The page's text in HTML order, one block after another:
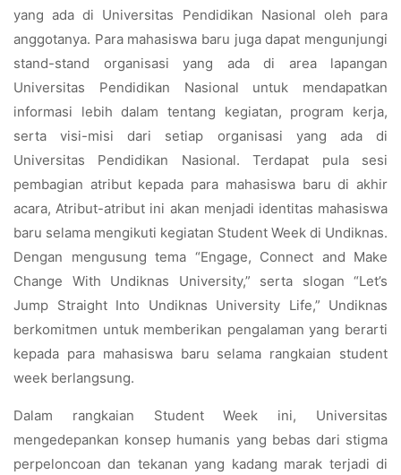
yang ada di Universitas Pendidikan Nasional oleh para
anggotanya. Para mahasiswa baru juga dapat mengunjungi
stand-stand organisasi yang ada di area lapangan
Universitas Pendidikan Nasional untuk mendapatkan
informasi lebih dalam tentang kegiatan, program kerja,
serta visi-misi dari setiap organisasi yang ada di
Universitas Pendidikan Nasional. Terdapat pula sesi
pembagian atribut kepada para mahasiswa baru di akhir
acara, Atribut-atribut ini akan menjadi identitas mahasiswa
baru selama mengikuti kegiatan Student Week di Undiknas.
Dengan mengusung tema “Engage, Connect and Make
Change With Undiknas University,” serta slogan “Let’s
Jump Straight Into Undiknas University Life,” Undiknas
berkomitmen untuk memberikan pengalaman yang berarti
kepada para mahasiswa baru selama rangkaian student
week berlangsung.
Dalam rangkaian Student Week ini, Universitas
mengedepankan konsep humanis yang bebas dari stigma
perpeloncoan dan tekanan yang kadang marak terjadi di